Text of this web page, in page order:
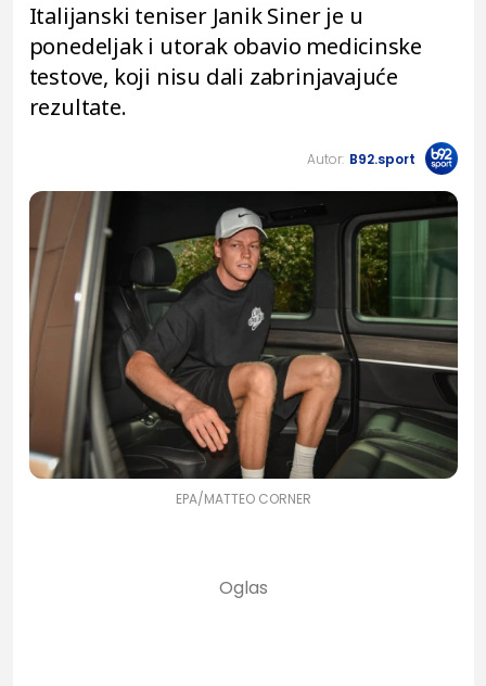
Italijanski teniser Janik Siner je u
ponedeljak i utorak obavio medicinske
testove, koji nisu dali zabrinjavajuće
rezultate.
Autor: B92.sport
EPA/MATTEO CORNER